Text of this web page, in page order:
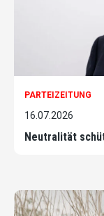
PARTEIZEITUNG
16.07.2026
Neutralität